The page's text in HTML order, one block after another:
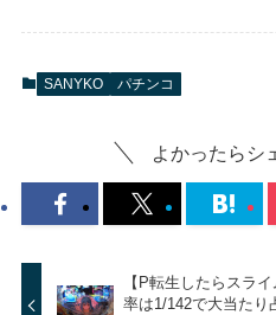
SANYKO パチンコ
よかったらシ
【P転生したらスラ
率は1/142で大当た